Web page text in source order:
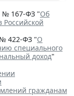
№ 167-ФЗ "Об
422-ФЗ "О
специального
доход"
гражданам